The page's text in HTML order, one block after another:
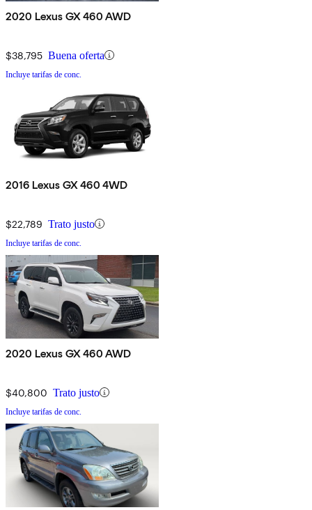
2020 Lexus GX 460 AWD
$38,795 Buena oferta
Incluye tarifas de conc.
2016 Lexus GX 460 4WD
$22,789 Trato justo
Incluye tarifas de conc.
2020 Lexus GX 460 AWD
$40,800 Trato justo
Incluye tarifas de conc.